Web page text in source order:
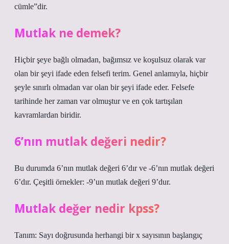
cümle”dir.
Mutlak ne demek?
Hiçbir şeye bağlı olmadan, bağımsız ve koşulsuz olarak var
olan bir şeyi ifade eden felsefi terim. Genel anlamıyla, hiçbir
şeyle sınırlı olmadan var olan bir şeyi ifade eder. Felsefe
tarihinde her zaman var olmuştur ve en çok tartışılan
kavramlardan biridir.
6’nın mutlak değeri nedir?
Bu durumda 6’nın mutlak değeri 6’dır ve -6’nın mutlak değeri
6’dır. Çeşitli örnekler: -9’un mutlak değeri 9’dur.
Mutlak değer nedir kpss?
Tanım: Sayı doğrusunda herhangi bir x sayısının başlangıç ​​